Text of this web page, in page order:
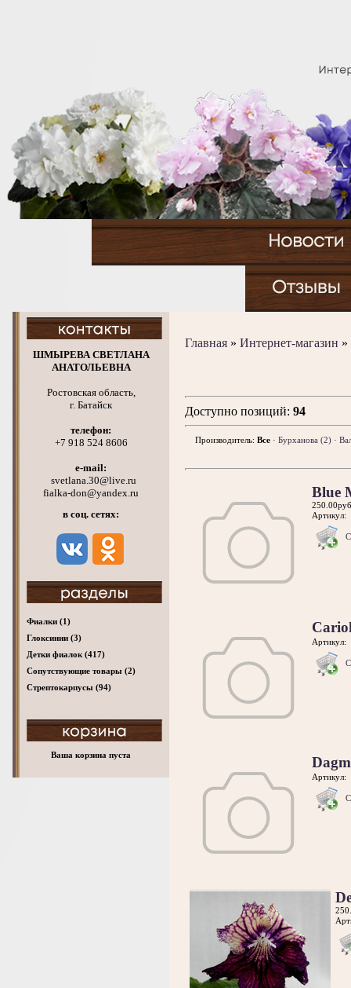
ШМЫРЕВА СВЕТЛАНА
АНАТОЛЬЕВНА
Ростовская область,
г. Батайск
телефон:
+7 918 524 8606
e-mail:
svetlana.30@live.ru
fialka-don@yandex.ru
в соц. сетях:
Фиалки (1)
Глоксинии (3)
Детки фиалок (417)
Cопутствующие товары (2)
Стрептокарпусы (94)
Ваша корзина пуста
Главная » Интернет-магазин »
Доступно позиций: 94
Производитель: Все· Бурханова (2)·
Blue
Артикул:
Артикул:
Артикул: